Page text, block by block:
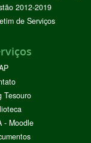
2012-2019
de Serviços
Tesouro
- Moodle